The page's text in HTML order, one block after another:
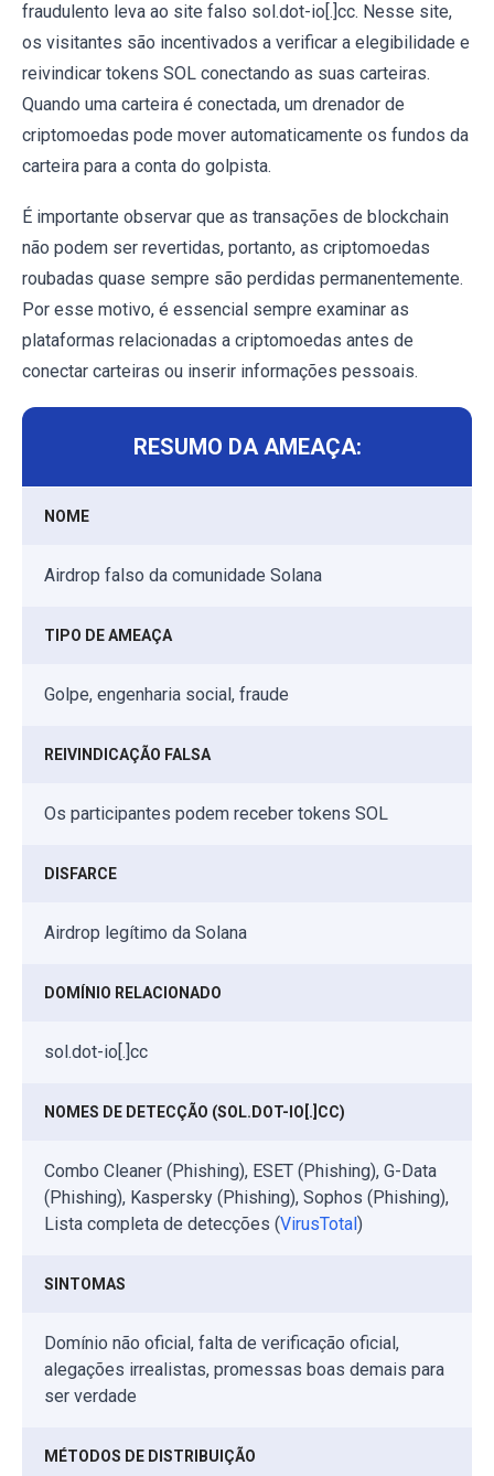
fraudulento leva ao site falso sol.dot-io[.]cc. Nesse site,
os visitantes são incentivados a verificar a elegibilidade e
reivindicar tokens SOL conectando as suas carteiras.
Quando uma carteira é conectada, um drenador de
criptomoedas pode mover automaticamente os fundos da
carteira para a conta do golpista.
É importante observar que as transações de blockchain
não podem ser revertidas, portanto, as criptomoedas
roubadas quase sempre são perdidas permanentemente.
Por esse motivo, é essencial sempre examinar as
plataformas relacionadas a criptomoedas antes de
conectar carteiras ou inserir informações pessoais.
RESUMO DA AMEAÇA:
NOME
Airdrop falso da comunidade Solana
TIPO DE AMEAÇA
Golpe, engenharia social, fraude
REIVINDICAÇÃO FALSA
Os participantes podem receber tokens SOL
DISFARCE
Airdrop legítimo da Solana
DOMÍNIO RELACIONADO
sol.dot-io[.]cc
NOMES DE DETECÇÃO (SOL.DOT-IO[.]CC)
Combo Cleaner (Phishing), ESET (Phishing), G-Data
(Phishing), Kaspersky (Phishing), Sophos (Phishing),
Lista completa de detecções (VirusTotal)
SINTOMAS
Domínio não oficial, falta de verificação oficial,
alegações irrealistas, promessas boas demais para
ser verdade
MÉTODOS DE DISTRIBUIÇÃO